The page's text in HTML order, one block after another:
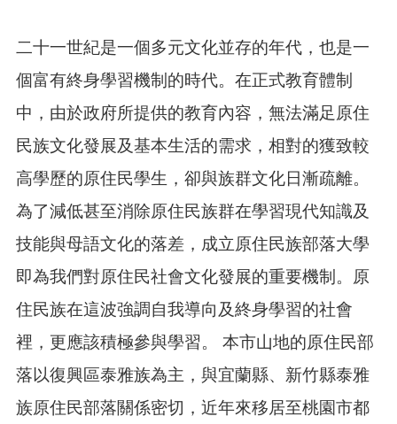
階
搜
尋
息
公
告
認
識
們
機
通
二十一世紀是一個多元文化並存的年代，也是一
個富有終身學習機制的時代。在正式教育體制
中，由於政府所提供的教育內容，無法滿足原住
民族文化發展及基本生活的需求，相對的獲致較
高學歷的原住民學生，卻與族群文化日漸疏離。
為了減低甚至消除原住民族群在學習現代知識及
技能與母語文化的落差，成立原住民族部落大學
即為我們對原住民社會文化發展的重要機制。原
住民族在這波強調自我導向及終身學習的社會
裡，更應該積極參與學習。 本市山地的原住民部
落以復興區泰雅族為主，與宜蘭縣、新竹縣泰雅
族原住民部落關係密切，近年來移居至桃園市都